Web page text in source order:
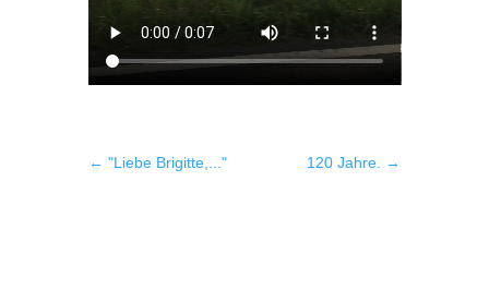
← "Liebe Brigitte,..." 120 Jahre. →